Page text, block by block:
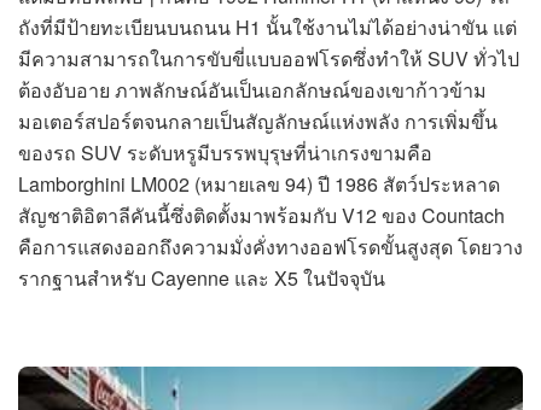
ถังที่มีป้ายทะเบียนบนถนน H1 นั้นใช้งานไม่ได้อย่างน่าขัน แต่
มีความสามารถในการขับขี่แบบออฟโรดซึ่งทำให้ SUV ทั่วไป
ต้องอับอาย ภาพลักษณ์อันเป็นเอกลักษณ์ของเขาก้าวข้าม
มอเตอร์สปอร์ตจนกลายเป็นสัญลักษณ์แห่งพลัง การเพิ่มขึ้น
ของรถ SUV ระดับหรูมีบรรพบุรุษที่น่าเกรงขามคือ
Lamborghini LM002 (หมายเลข 94) ปี 1986 สัตว์ประหลาด
สัญชาติอิตาลีคันนี้ซึ่งติดตั้งมาพร้อมกับ V12 ของ Countach
คือการแสดงออกถึงความมั่งคั่งทางออฟโรดขั้นสูงสุด โดยวาง
รากฐานสำหรับ Cayenne และ X5 ในปัจจุบัน